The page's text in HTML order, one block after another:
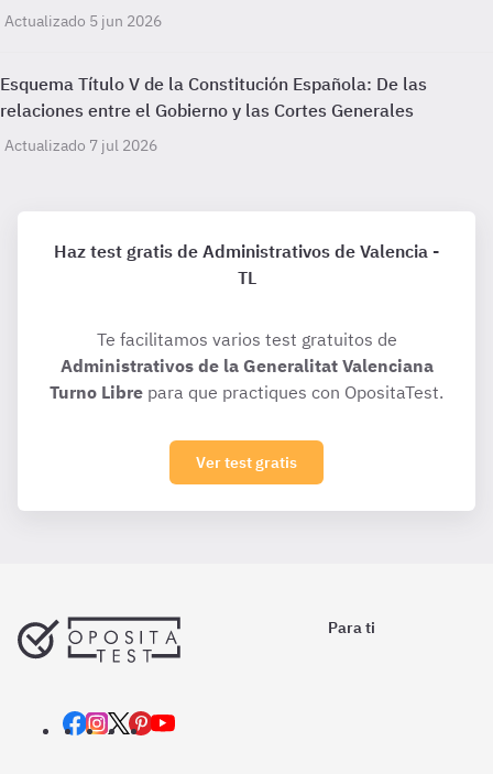
Actualizado 5 jun 2026
Esquema Título V de la Constitución Española: De las
relaciones entre el Gobierno y las Cortes Generales
Actualizado 7 jul 2026
Haz test gratis de Administrativos de Valencia -
TL
Te facilitamos varios test gratuitos de
Administrativos de la Generalitat Valenciana
Turno Libre para que practiques con OpositaTest.
Ver test gratis
Para ti